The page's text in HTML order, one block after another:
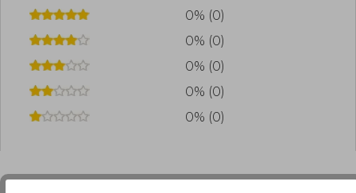
0% (0)
0% (0)
0% (0)
0% (0)
0% (0)